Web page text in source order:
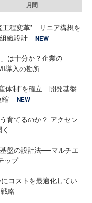
月間
工程変革” リニア構想を
織設計
NEW
は十分か？企業の
導入の勘所
体制”を確立 開発基盤
縮
NEW
育てるのか？ アクセン
盤の設計法──マルチエ
ップ
コストを最適化してい
略